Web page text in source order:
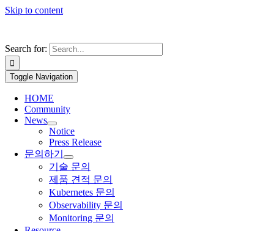
Skip to content
Search for:
Toggle Navigation
HOME
Community
News
Notice
Press Release
문의하기
기술 문의
제품 견적 문의
Kubernetes 문의
Observability 문의
Monitoring 문의